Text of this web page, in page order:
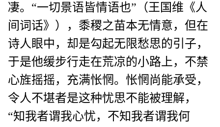
凄。“一切景语皆情语也”（王国维《人
间词话》），黍稷之苗本无情意，但在
诗人眼中，却是勾起无限愁思的引子，
于是他缓步行走在荒凉的小路上，不禁
心旌摇摇，充满怅惘。怅惘尚能承受，
令人不堪者是这种忧思不能被理解，
“知我者谓我心忧，不知我者谓我何